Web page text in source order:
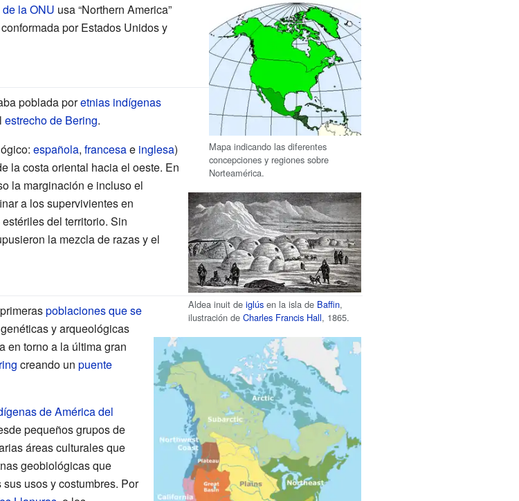
Mapa indicando las diferentes
concepciones y regiones sobre
Norteamérica.
la ONU usa “Northern America”
por Estados Unidos y
Aldea inuit deiglús en la isla de Baffin,
ilustración deCharles Francis Hall, 1865.
poblada poretnias indígenas
estrecho de Bering.
española, francesae inglesa)
la costa oriental hacia el oeste. En
la marginación e incluso el
a los supervivientes en
del territorio. Sin
la mezcla de razas y el
poblaciones que se
y arqueológicas
en torno a la última gran
creando un puente
de América del
pequeños grupos de
áreas culturales que
geobiológicas que
usos y costumbres. Por